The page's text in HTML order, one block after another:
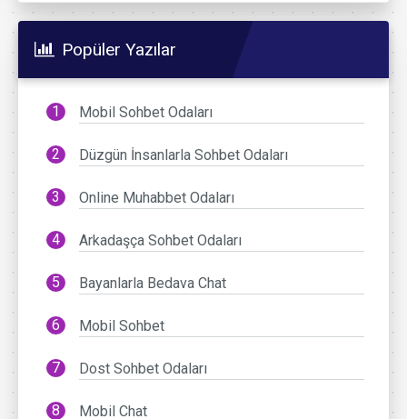
Popüler Yazılar
Mobil Sohbet Odaları
Düzgün İnsanlarla Sohbet Odaları
Online Muhabbet Odaları
Arkadaşça Sohbet Odaları
Bayanlarla Bedava Chat
Mobil Sohbet
Dost Sohbet Odaları
Mobil Chat